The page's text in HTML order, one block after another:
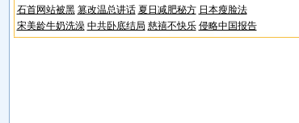
石首网站被黑 篡改温总讲话 夏日减肥秘方 日本瘦脸法
宋美龄牛奶洗澡 中共卧底结局 慈禧不快乐 侵略中国报告